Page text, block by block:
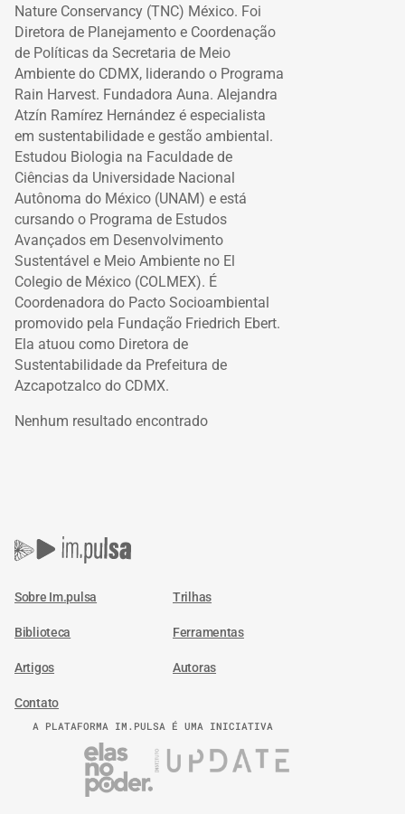
Nature Conservancy (TNC) México. Foi
Diretora de Planejamento e Coordenação
de Políticas da Secretaria de Meio
Ambiente do CDMX, liderando o Programa
Rain Harvest. Fundadora Auna. Alejandra
Atzín Ramírez Hernández é especialista
em sustentabilidade e gestão ambiental.
Estudou Biologia na Faculdade de
Ciências da Universidade Nacional
Autônoma do México (UNAM) e está
cursando o Programa de Estudos
Avançados em Desenvolvimento
Sustentável e Meio Ambiente no El
Colegio de México (COLMEX). É
Coordenadora do Pacto Socioambiental
promovido pela Fundação Friedrich Ebert.
Ela atuou como Diretora de
Sustentabilidade da Prefeitura de
Azcapotzalco do CDMX.
Nenhum resultado encontrado
Sobre Im.pulsa Trilhas
Biblioteca Ferramentas
Artigos Autoras
Contato
A PLATAFORMA IM.PULSA É UMA INICIATIVA